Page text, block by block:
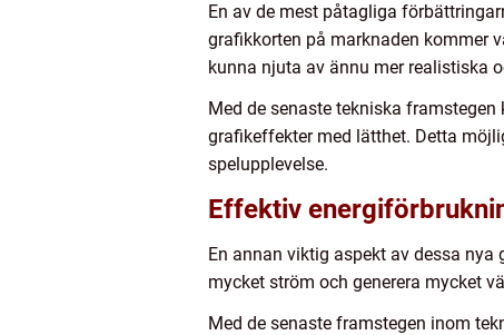
En av de mest påtagliga
grafikkorten på marknaden kommer
kunna njuta av ännu mer realistiska
Med de senaste tekniska
grafikeffekter med lätthet. Detta
spelupplevelse.
Effektiv
En annan viktig aspekt av dessa
mycket ström och generera mycket
Med de senaste framstegen inom